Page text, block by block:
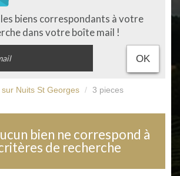
biens correspondants à votre
dans votre boîte mail !
OK
Nuits St Georges 3 pieces
bien ne correspond à
de recherche